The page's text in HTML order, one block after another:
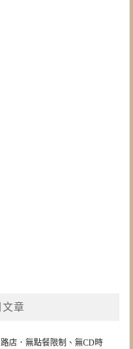
章
店．無點餐限制、無CD時